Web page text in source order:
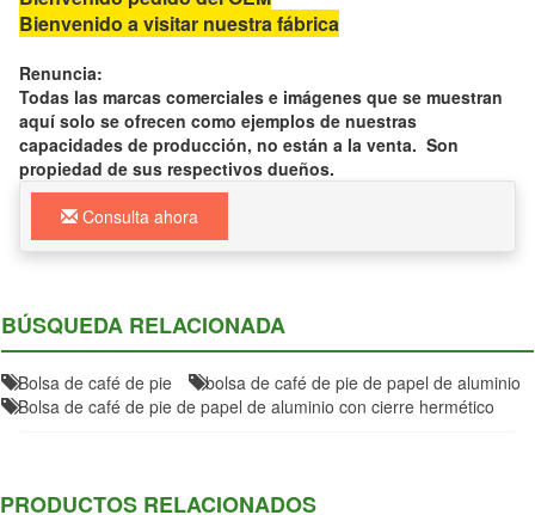
Bienvenido a visitar nuestra fábrica
Renuncia:
Todas las marcas comerciales e imágenes que se muestran
aquí solo se ofrecen como ejemplos de nuestras
capacidades de producción, no están a la venta. Son
propiedad de sus respectivos dueños.
Consulta ahora
BÚSQUEDA RELACIONADA
Bolsa de café de pie
bolsa de café de pie de papel de aluminio
Bolsa de café de pie de papel de aluminio con cierre hermético
PRODUCTOS RELACIONADOS